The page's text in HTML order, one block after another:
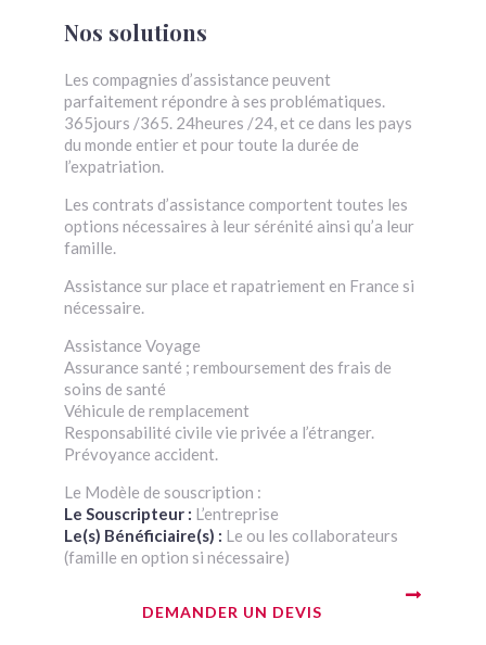
Nos solutions
Les compagnies d’assistance peuvent
parfaitement répondre à ses problématiques.
365jours /365. 24heures /24, et ce dans les pays
du monde entier et pour toute la durée de
l’expatriation.
Les contrats d’assistance comportent toutes les
options nécessaires à leur sérénité ainsi qu’a leur
famille.
Assistance sur place et rapatriement en France si
nécessaire.
Assistance Voyage
Assurance santé ; remboursement des frais de
soins de santé
Véhicule de remplacement
Responsabilité civile vie privée a l’étranger.
Prévoyance accident.
Le Modèle de souscription :
Le Souscripteur : L’entreprise
Le(s) Bénéficiaire(s) : Le ou les collaborateurs
(famille en option si nécessaire)
DEMANDER UN DEVIS